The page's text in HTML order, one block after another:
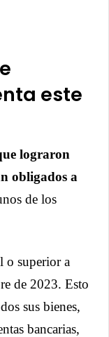
este
lograron
obligados a
de los
o superior a
de 2023. Esto
sus bienes,
bancarias,